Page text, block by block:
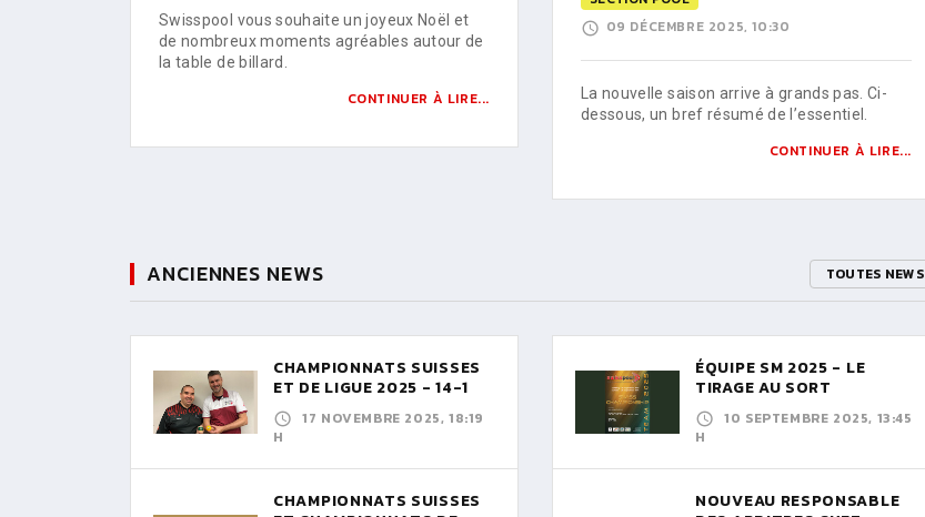
Swisspool vous souhaite un joyeux Noël et
de nombreux moments agréables autour de
la table de billard.
CONTINUER À LIRE...
09 DÉCEMBRE 2025, 10:30
La nouvelle saison arrive à grands pas. Ci-
dessous, un bref résumé de l’essentiel.
CONTINUER À LIRE...
ANCIENNES NEWS TOUTES NEWS
CHAMPIONNATS SUISSES
ET DE LIGUE 2025 - 14-1
17 NOVEMBRE 2025, 18:19
H
CHAMPIONNATS SUISSES
ÉQUIPE SM 2025 - LE
TIRAGE AU SORT
10 SEPTEMBRE 2025, 13:45
H
NOUVEAU RESPONSABLE